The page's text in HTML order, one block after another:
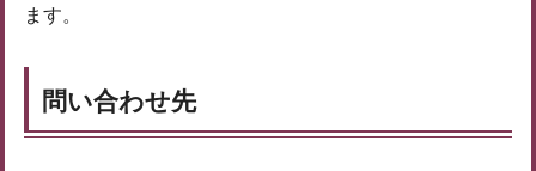
ます。
問い合わせ先